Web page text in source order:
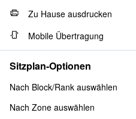
Zu Hause ausdrucken
Mobile Übertragung
Sitzplan-Optionen
Nach Block/Rank auswählen
Nach Zone auswählen